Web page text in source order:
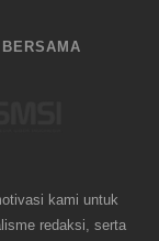
kami untuk
redaksi, serta